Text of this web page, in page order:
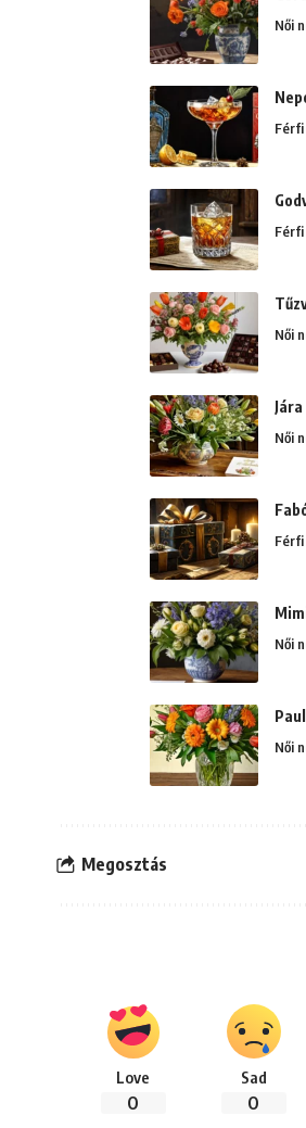
Női
Férfi
Férfi
Női
Női
Férfi
Női
Női
Megosztás
Love
0
Sad
0